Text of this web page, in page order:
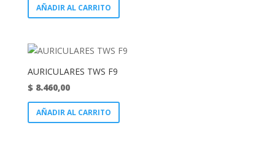
AÑADIR AL CARRITO
AURICULARES TWS F9
$8.460,00
AÑADIR AL CARRITO